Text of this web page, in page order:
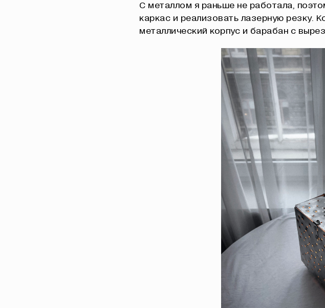
С металлом я раньше не работала,
каркас и реализовать лазерную резку.
металлический корпус и барабан с